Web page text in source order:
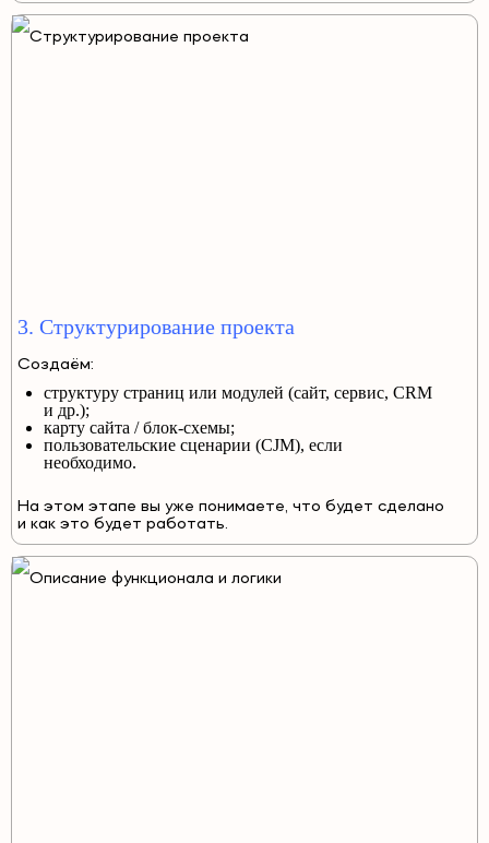
3. Структурирование проекта
Создаём:
структуру страниц или модулей (сайт, сервис, CRM
и др.);
карту сайта / блок-схемы;
пользовательские сценарии (CJM), если
необходимо.
На этом этапе вы уже понимаете, что будет сделано
и как это будет работать.